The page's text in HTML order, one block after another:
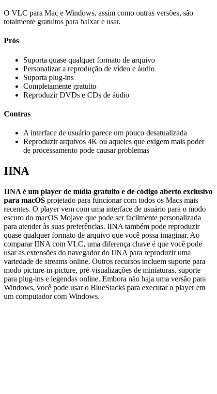
O VLC para Mac e Windows, assim como outras versões, são
totalmente gratuitos para baixar e usar.
Prós
Suporta quase qualquer formato de arquivo
Personalizar a reprodução de vídeo e áudio
Suporta plug-ins
Completamente gratuito
Reproduzir DVDs e CDs de áudio
Contras
A interface de usuário parece um pouco desatualizada
Reproduzir arquivos 4K ou aqueles que exigem mais poder
de processamento pode causar problemas
IINA
IINA é um player de mídia gratuito e de código aberto exclusivo
para macOS projetado para funcionar com todos os Macs mais
recentes. O player vem com uma interface de usuário para o modo
escuro do macOS Mojave que pode ser facilmente personalizada
para atender às suas preferências. IINA também pode reproduzir
quase qualquer formato de arquivo que você possa imaginar. Ao
comparar IINA com VLC, uma diferença chave é que você pode
usar as extensões do navegador do IINA para reproduzir uma
variedade de streams online. Outros recursos incluem suporte para
modo picture-in-picture, pré-visualizações de miniaturas, suporte
para plug-ins e legendas online. Embora não haja uma versão para
Windows, você pode usar o BlueStacks para executar o player em
um computador com Windows.